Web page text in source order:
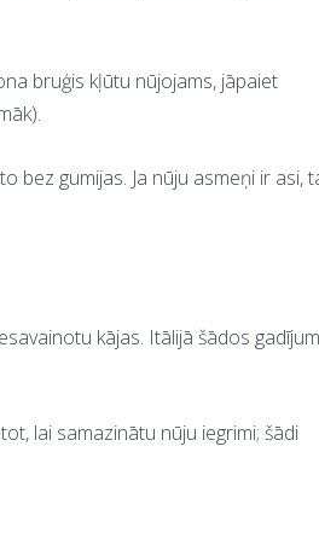
bruģis kļūtu nūjojams, jāpaiet
bez gumijas. Ja nūju asmeņi ir asi,
kājas. Itālijā šādos
lai samazinātu nūju iegrimi; šādi